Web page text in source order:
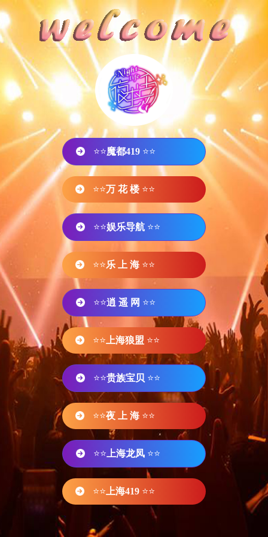
⭐⭐魔都419 ⭐⭐
⭐⭐万 花 楼 ⭐⭐
⭐⭐娱乐导航 ⭐⭐
⭐⭐乐 上 海 ⭐⭐
⭐⭐逍 遥 网 ⭐⭐
⭐⭐ 上海狼盟 ⭐⭐
⭐⭐贵族宝贝 ⭐⭐
⭐⭐夜 上 海 ⭐⭐
⭐⭐ 上海龙凤 ⭐⭐
⭐⭐ 上海419 ⭐⭐